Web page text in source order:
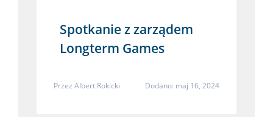
Spotkanie z zarządem
Longterm Games
Przez Albert Rokicki Dodano: maj 16, 2024